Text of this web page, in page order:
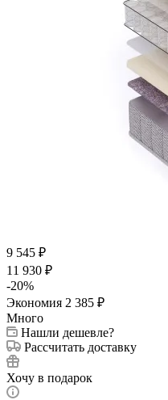
9 545 ₽
11 930 ₽
-20%
Экономия 2 385 ₽
Много
Нашли дешевле?
Рассчитать доставку
Хочу в подарок